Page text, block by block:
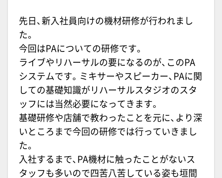
先日、新入社員向けの機材研修が行われまし
た。
今回はPAについての研修です。
ライブやリハーサルの要になるのが、このPA
システムです。ミキサーやスピーカー、PAに関
しての基礎知識がリハーサルスタジオのスタ
ッフには当然必要になってきます。
基礎研修や店舗で教わったことを元に、より深
いところまで今回の研修では行っていきまし
た。
入社するまで、PA機材に触ったことがないス
タッフも多いので四苦八苦している姿も垣間